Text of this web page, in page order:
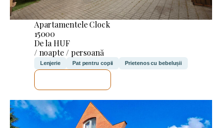
Apartamentele Clock
15000
De la HUF
/ noapte / persoană
Lenjerie Pat pentru copii Prietenos cu bebelușii